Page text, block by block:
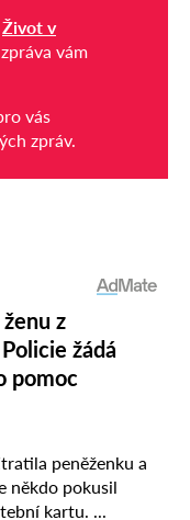
Život v
vám
vás
zpráv.